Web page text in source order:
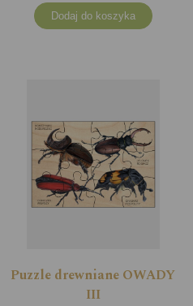
Dodaj do koszyka
Puzzle drewniane OWADY
III